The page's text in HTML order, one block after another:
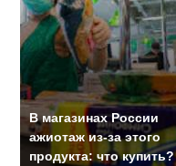
В магазинах России
ажиотаж из-за этого
продукта: что купить?